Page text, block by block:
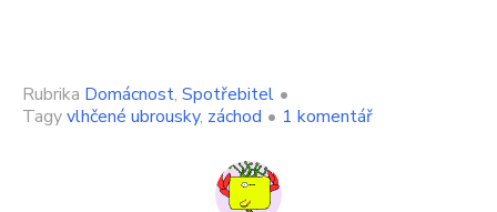
Rubrika Domácnost, Spotřebitel •
Tagyvlhčené ubrousky, záchod • 1 komentářu